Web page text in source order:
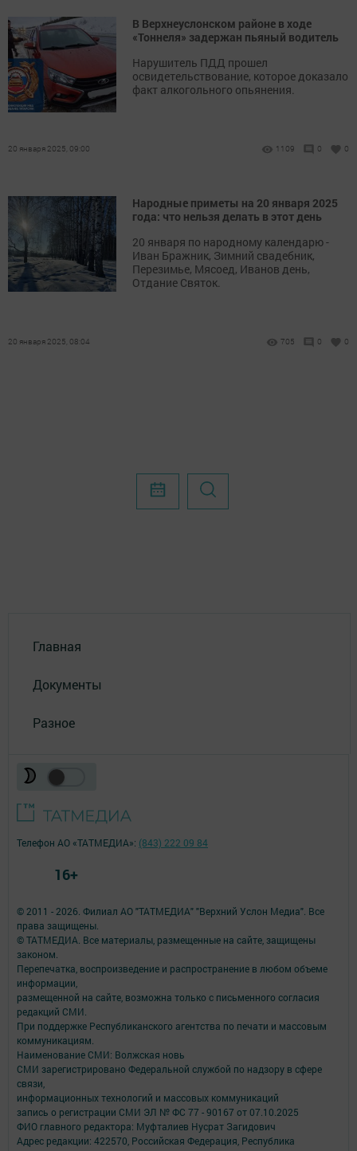
В Верхнеуслонском районе в ходе
«Тоннеля» задержан пьяный водитель
Нарушитель ПДД прошел
освидетельствование, которое доказало
факт алкогольного опьянения.
20 января 2025, 09:00 1109 0 0
Народные приметы на 20 января 2025
года: что нельзя делать в этот день
20 января по народному календарю -
Иван Бражник, Зимний свадебник,
Перезимье, Мясоед, Иванов день,
Отдание Святок.
20 января 2025, 08:04 705 0 0
Главная
Документы
Разное
© 2011 - 2026. Филиал АО "ТАТМЕДИА" "Верхний Услон Медиа". Все
права защищены.
© ТАТМЕДИА. Все материалы, размещенные на сайте, защищены
законом.
Перепечатка, воспроизведение и распространение в любом объеме
информации,
размещенной на сайте, возможна только с письменного согласия
редакций СМИ.
При поддержке Республиканского агентства по печати и массовым
коммуникациям.
Наименование СМИ: Волжская новь
СМИ зарегистрировано Федеральной службой по надзору в сфере
связи,
информационных технологий и массовых коммуникаций
запись о регистрации СМИ ЭЛ № ФС 77 - 90167 от 07.10.2025
ФИО главного редактора: Муфталиев Нусрат Загидович
Адрес редакции: 422570, Российская Федерация, Республика
Телефон АО «ТАТМЕДИА»: (843) 222 09 84
16+